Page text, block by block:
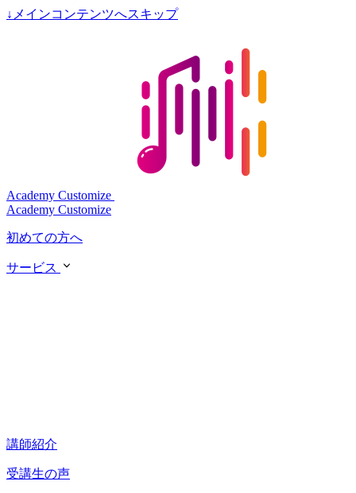
↓ メインコンテンツへスキップ
Academy Customize
Academy Customize
初めての方へ
サービス
講師紹介
受講生の声